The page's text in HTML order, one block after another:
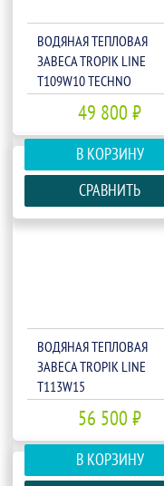
ВОДЯНАЯ ТЕПЛОВАЯ
ЗАВЕСА TROPIK LINE
T109W10 TECHNO
49 800 ₽
В КОРЗИНУ
СРАВНИТЬ
ВОДЯНАЯ ТЕПЛОВАЯ
ЗАВЕСА TROPIK LINE
T113W15
56 500 ₽
В КОРЗИНУ